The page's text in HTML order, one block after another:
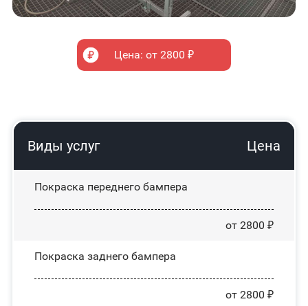
Цена: от 2800 ₽
Виды услуг Цена
Покраска переднего бампера
от 2800 ₽
Покраска заднего бампера
от 2800 ₽